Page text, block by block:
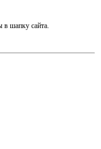
в шапку сайта.